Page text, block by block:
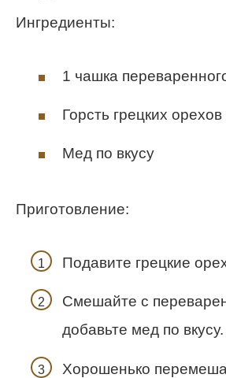
Ингредиенты:
1 чашка
Горсть грецких орехов
Мед по вкусу
Приготовление:
Подавите грецкие
Смешайте с
добавьте мед по вкусу.
Хорошенько